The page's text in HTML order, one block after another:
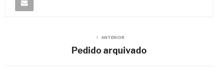
ANTERIOR
Pedido arquivado